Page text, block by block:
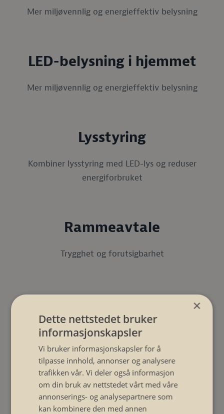
Mer miljøvennlig og energieffektiv belysning
LED-belysning i hjemmet
Mer miljøvennlig og energieffektiv belysning
Lysstyring
Kombiner lysstyring med LED-lys og reduser
energiforbruket
Rammeavtale
Trygghet og forutsigbarhet
For store og små bygg
Smarthus
Lev bedre og billigere med smarthus
×
Dette nettstedet bruker
informasjonskapsler
Vi bruker informasjonskapsler for å
tilpasse innhold, annonser og analysere
trafikken vår. Vi deler også informasjon
om din bruk av nettstedet vårt med våre
annonserings- og analysepartnere som
kan kombinere den med annen